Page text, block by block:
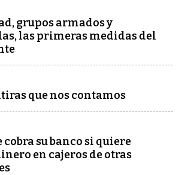
grupos armados y
las primeras medidas del
que nos contamos
cobra su banco si quiere
en cajeros de otras